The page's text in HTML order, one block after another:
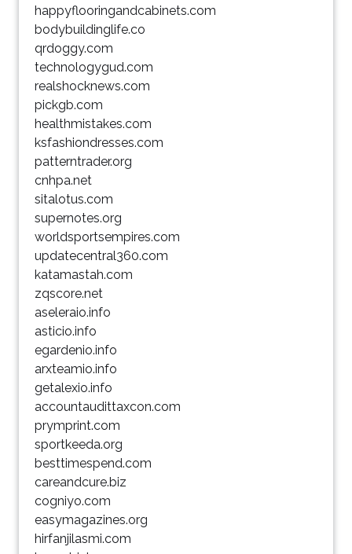
happyflooringandcabinets.com
bodybuildinglife.co
qrdoggy.com
technologygud.com
realshocknews.com
pickgb.com
healthmistakes.com
ksfashiondresses.com
patterntrader.org
cnhpa.net
sitalotus.com
supernotes.org
worldsportsempires.com
updatecentral360.com
katamastah.com
zqscore.net
aseleraio.info
asticio.info
egardenio.info
arxteamio.info
getalexio.info
accountaudittaxcon.com
prymprint.com
sportkeeda.org
besttimespend.com
careandcure.biz
cogniyo.com
easymagazines.org
hirfanjilasmi.com